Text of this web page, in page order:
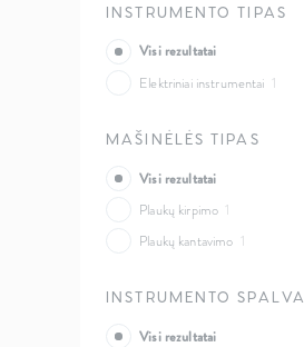
INSTRUMENTO TIPAS
Visi rezultatai
Elektriniai instrumentai 1
MAŠINĖLĖS TIPAS
Visi rezultatai
Plaukų kirpimo 1
Plaukų kantavimo 1
INSTRUMENTO SPALVA
Visi rezultatai